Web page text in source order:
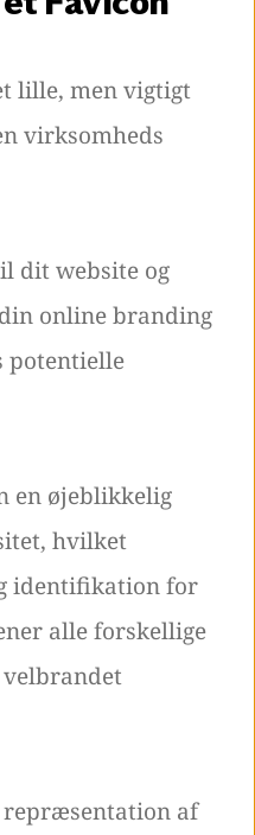
lille, men vigtigt
virksomheds
dit website og
online branding
potentielle
en øjeblikkelig
hvilket
identifikation for
alle forskellige
repræsentation af